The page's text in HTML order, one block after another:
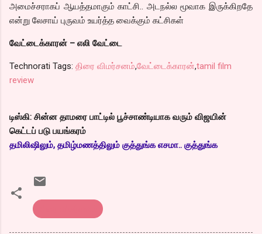
அமைச்சராகப் ஆயத்தமாகும் காட்சி.. அடநல்ல மூவாக இருக்கிறதே
என்று லேசாய் புருவம் உயர்த்த வைக்கும் கட்சிகள்
வேட்டைக்காரன் – எலி வேட்டை
Technorati Tags: திரை விமர்சனம்,வேட்டைக்காரன்,tamil film
review
டிஸ்கி: சின்ன தாமரை பாட்டில் பூச்சாண்டியாக வரும் விஜயின்
கெட்டப் படு பயங்கரம்
தமிலிஷிலும், தமிழ்மணத்திலும் குத்துங்க எசமா.. குத்துங்க